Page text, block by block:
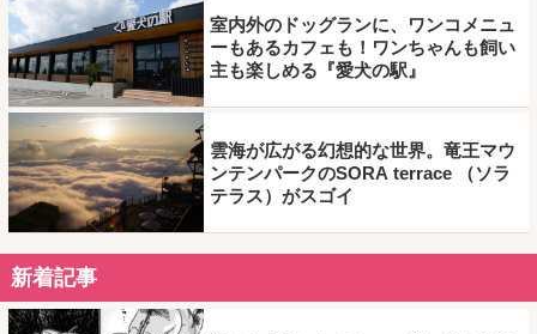
室内外のドッグランに、ワンコメニュ
ーもあるカフェも！ワンちゃんも飼い
主も楽しめる『愛犬の駅』
雲海が広がる幻想的な世界。竜王マウ
ンテンパークのSORA terrace （ソラ
テラス）がスゴイ
新着記事